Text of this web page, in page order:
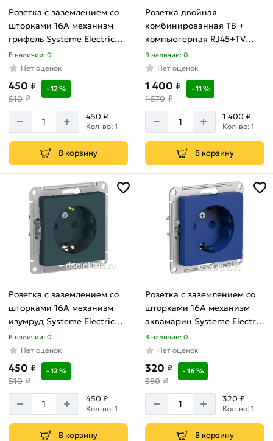
Розетка с заземлением со
шторками 16А механизм
грифель Systeme Electric
ATLASDESIGN ATN000745
В наличии: 0
Нет оценок
450 ₽
510 ₽
- 12 %
450 ₽
Кол-во: 1
В корзину
Розетка двойная
комбинированная ТВ +
компьютерная RJ45+TV
мокко AtlasDesign
ATN000689
В наличии: 0
Нет оценок
1 400 ₽
1 570 ₽
- 11 %
1 400 ₽
Кол-во: 1
В корзину
Розетка с заземлением со
шторками 16А механизм
изумруд Systeme Electric
ATLASDESIGN ATN000845
В наличии: 0
Нет оценок
450 ₽
510 ₽
- 12 %
450 ₽
Кол-во: 1
В корзину
Розетка с заземлением со
шторками 16А механизм
аквамарин Systeme Electric
ATLASDESIGN ATN001145
В наличии: 0
Нет оценок
320 ₽
380 ₽
- 16 %
320 ₽
Кол-во: 1
В корзину